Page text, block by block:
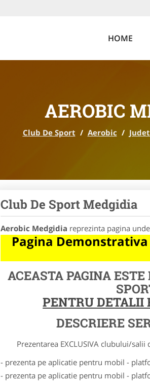
HOME
AEROBIC
Club De Sport / Aerobic /
Club De Sport Medgidia
Aerobic Medgidia reprezinta pagina
Pagina
ACEASTA PAGINA
PENTRU DETALII
DESCRIERE
Prezentarea EXCLUSIVA clubului/salii
- prezenta pe aplicatie pentru mobil -
- prezenta pe aplicatie pentru mobil -